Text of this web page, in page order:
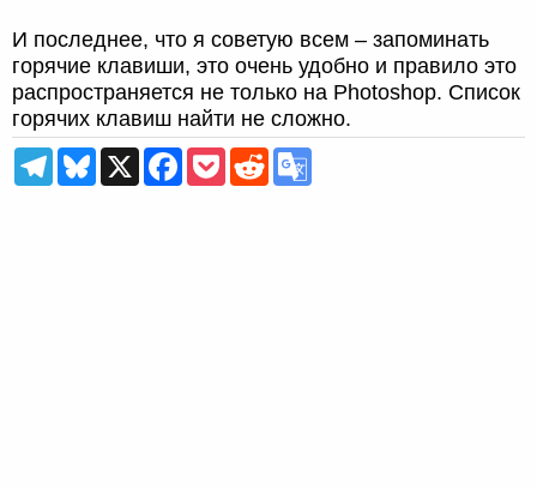
И последнее, что я советую всем – запоминать
горячие клавиши, это очень удобно и правило это
распространяется не только на Photoshop. Список
горячих клавиш найти не сложно.
T
B
X
F
P
o
R
e